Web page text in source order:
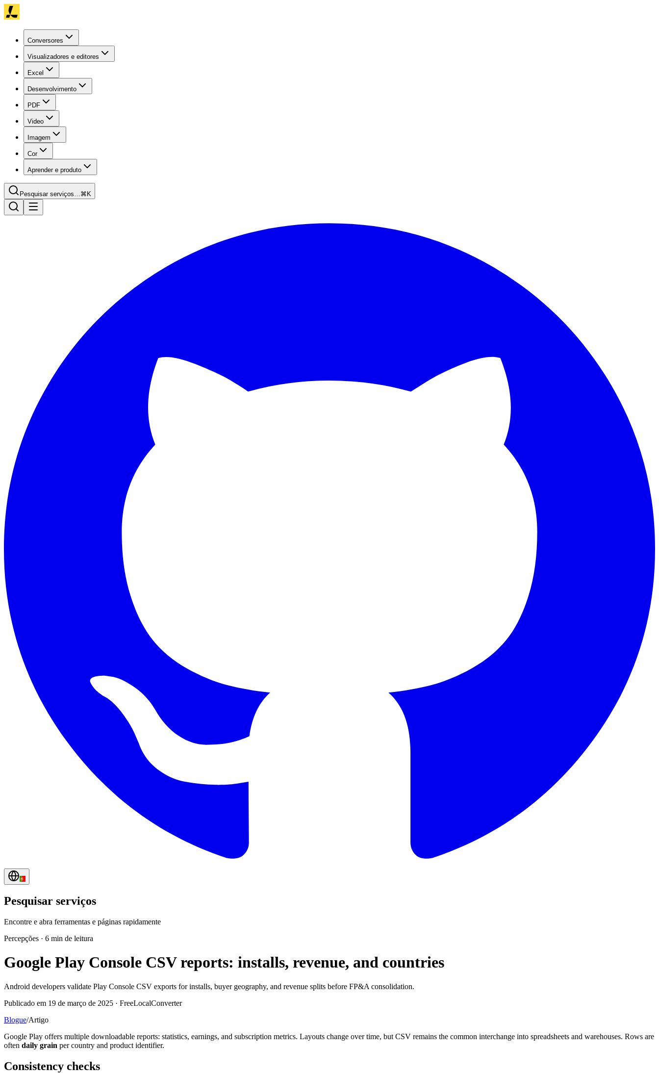
Conversores
Visualizadores e editores
Excel
Desenvolvimento
PDF
Video
Imagem
Cor
Aprender e produto
Pesquisar serviços…⌘K
Pesquisar serviços
Encontre e abra ferramentas e páginas rapidamente
Percepções · 6 min de leitura
Google Play Console CSV reports: installs, revenue, and countries
Android developers validate Play Console CSV exports for installs, buyer geography, and revenue splits before FP&A consolidation.
Publicado em 19 de março de 2025 · FreeLocalConverter
Blogue/Artigo
Google Play offers multiple downloadable reports: statistics, earnings, and subscription metrics. Layouts change over time, but CSV remains the common interchange into spreadsheets and warehouses. Rows are
often daily grain per country and product identifier.
Consistency checks